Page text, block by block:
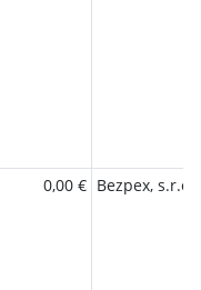
0,00 € Bezpex, s.r.o.